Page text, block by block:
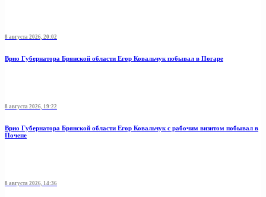
8 августа 2026, 20:02
Врио Губернатора Брянской области Егор Ковальчук побывал в Погаре
8 августа 2026, 19:22
Врио Губернатора Брянской области Егор Ковальчук с рабочим визитом побывал в
Почепе
8 августа 2026, 14:36